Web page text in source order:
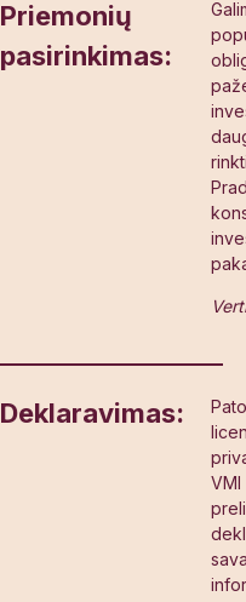
Priemonių
pasirinkimas:
Deklaravimas:
VMI